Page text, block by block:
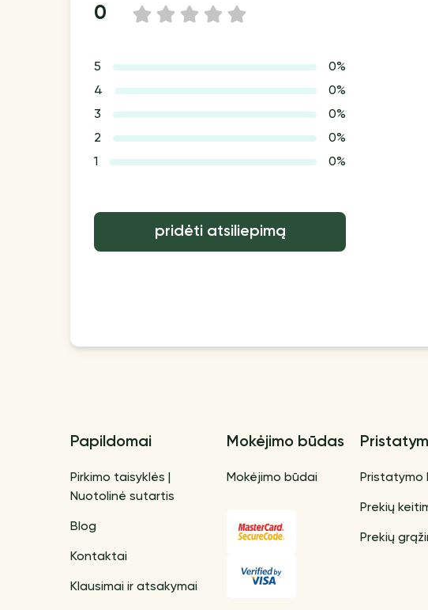
0 5
4
3
2
1
5
0%
4
0%
3
0%
2
0%
1
0%
pridėti atsiliepimą
Papildomai
Pirkimo taisyklės |
Nuotolinė sutartis
Blog
Kontaktai
Klausimai ir atsakymai
Mokėjimo būdas
Mokėjimo būdai Pristatymo
Prekių
Prekių